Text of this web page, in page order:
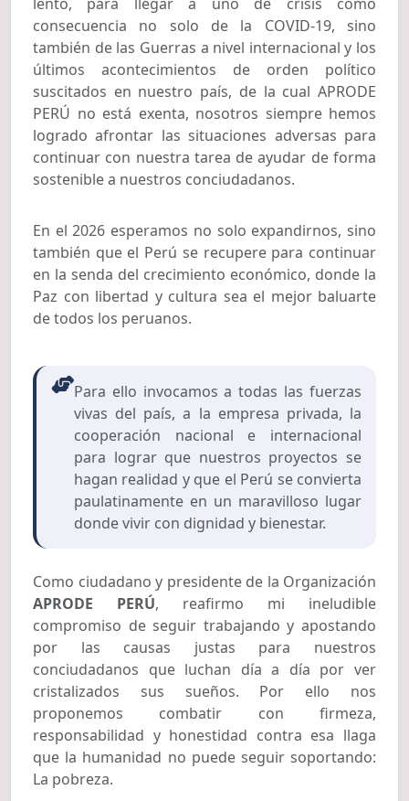
consecuencia no solo de la COVID-19, sino
también de las Guerras a nivel internacional y los
últimos acontecimientos de orden político
suscitados en nuestro país, de la cual APRODE
PERÚ no está exenta, nosotros siempre hemos
logrado afrontar las situaciones adversas para
continuar con nuestra tarea de ayudar de forma
sostenible a nuestros conciudadanos.
En el 2026 esperamos no solo expandirnos, sino
también que el Perú se recupere para continuar
en la senda del crecimiento económico, donde la
Paz con libertad y cultura sea el mejor baluarte
de todos los peruanos.
Para ello invocamos a todas las fuerzas
vivas del país, a la empresa privada, la
cooperación nacional e internacional
para lograr que nuestros proyectos se
hagan realidad y que el Perú se convierta
paulatinamente en un maravilloso lugar
donde vivir con dignidad y bienestar.
Como ciudadano y presidente de la Organización
APRODE PERÚ, reafirmo mi ineludible
compromiso de seguir trabajando y apostando
por las causas justas para nuestros
conciudadanos que luchan día a día por ver
cristalizados sus sueños. Por ello nos
proponemos combatir con firmeza,
responsabilidad y honestidad contra esa llaga
que la humanidad no puede seguir soportando:
La pobreza.